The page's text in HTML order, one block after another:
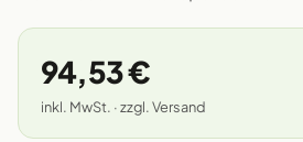
94,53 €
inkl. MwSt. · zzgl. Versand